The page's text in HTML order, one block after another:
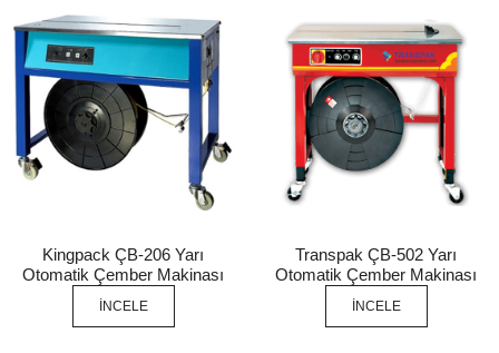
Kingpack ÇB-206 Yarı
Otomatik Çember Makinası
İNCELE
Transpak ÇB-502 Yarı
Otomatik Çember Makinası
İNCELE